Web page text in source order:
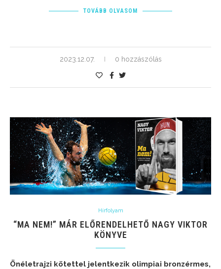
TOVÁBB OLVASOM
2023.12.07. 0 hozzászólás
Hírfolyam
“MA NEM!” MÁR ELŐRENDELHETŐ NAGY VIKTOR
KÖNYVE
Önéletrajzi kötettel jelentkezik olimpiai bronzérmes,